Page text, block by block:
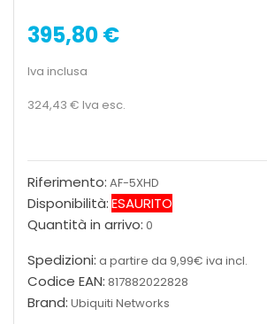
395,80 €
Iva inclusa
324,43 € Iva esc.
Riferimento: AF-5XHD
Disponibilità:ESAURITO
Quantità in arrivo: 0
Spedizioni: a partire da 9,99€ iva incl.
Codice EAN: 817882022828
Brand: Ubiquiti Networks